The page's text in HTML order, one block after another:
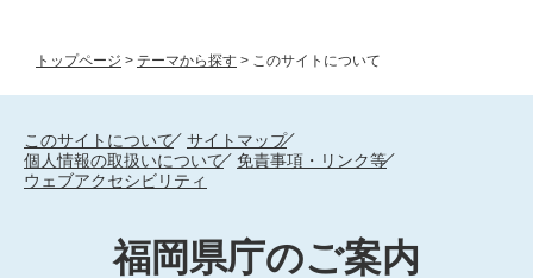
トップページ > テーマから探す > このサイトについて
このサイトについて
サイトマップ
個人情報の取扱いについて
免責事項・リンク等
ウェブアクセシビリティ
福岡県庁のご案内